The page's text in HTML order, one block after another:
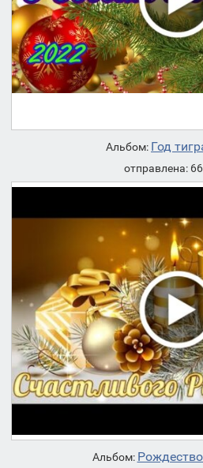
Альбом: Год
отправлена:
Альбом: